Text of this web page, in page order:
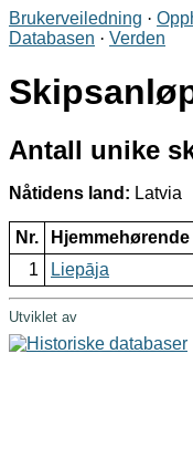
Brukerveiledning ·
Databasen · Verden
Antall unike
Nåtidens land: Latvia
Nr. Hjemmehørende
1
Liepāja
Utviklet av